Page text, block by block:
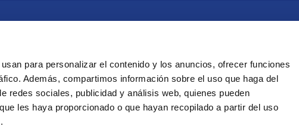
para personalizar el contenido y los anuncios, ofrecer funciones
Además, compartimos información sobre el uso que haga del
redes sociales, publicidad y análisis web, quienes pueden
les haya proporcionado o que hayan recopilado a partir del uso